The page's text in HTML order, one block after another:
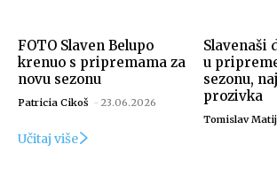
FOTO Slaven Belupo
krenuo s pripremama za
novu sezonu
Patricia Cikoš - 23.06.2026
Slavenaši
u
sezonu,
prozivka
Tomislav
Učitaj više